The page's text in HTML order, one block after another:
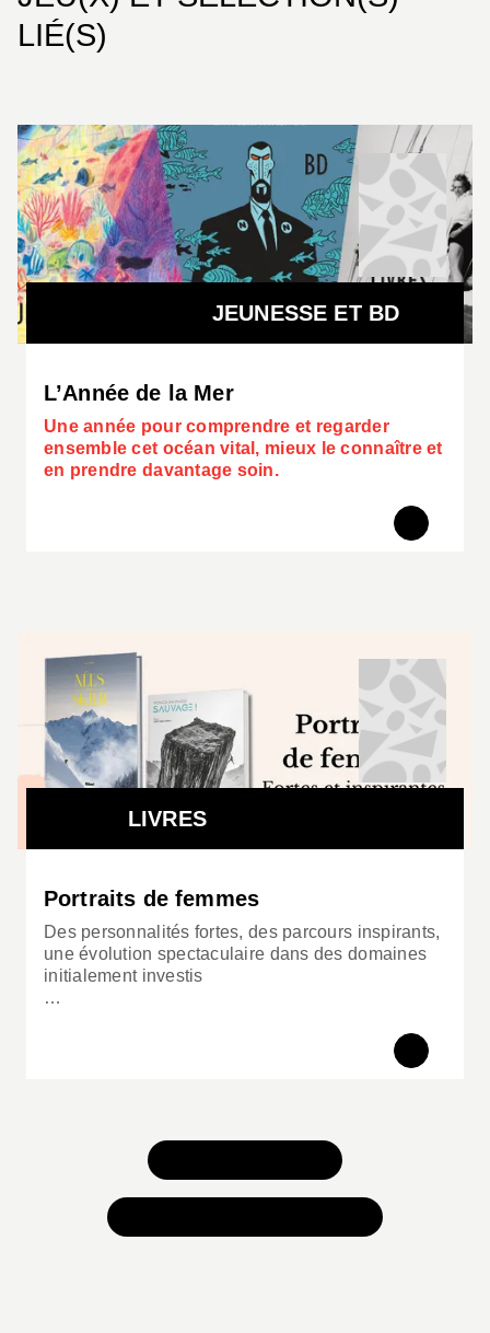
avec les éléments.
Élysée, Musée cantonal pour la photographie à
Lausanne, la Bibliothèque de Genève,
l’association Les Amis d’Ella Maillart, et le Musée
Bolle de Morges.
LIÉ(S)
JEUNESSE ET BD
L’Année de la Mer
Une année pour comprendre et regarder
ensemble cet océan vital, mieux le connaître et
en prendre davantage soin.
LIVRES
Portraits de femmes
Des personnalités fortes, des parcours inspirants,
une évolution spectaculaire dans des domaines
initialement investis
…